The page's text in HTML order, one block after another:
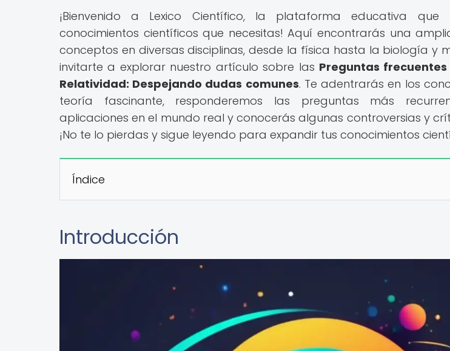
¡Bienvenido a Lexico Científico, la plataforma educativa
conocimientos científicos que necesitas! Aquí encontrarás una
conceptos en diversas disciplinas, desde la física hasta la biología y
invitarte a explorar nuestro artículo sobre las Preguntas
Relatividad: Despejando dudas comunes. Te adentrarás en los
teoría fascinante, responderemos las preguntas más
aplicaciones en el mundo real y conocerás algunas controversias y
¡No te lo pierdas y sigue leyendo para expandir tus conocimientos
Índice
Introducción